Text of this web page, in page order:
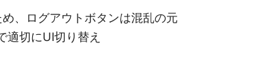
、ログアウトボタンは混乱の元
適切にUI切り替え